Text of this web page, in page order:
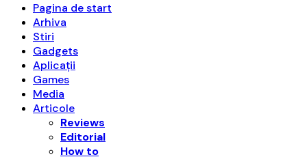
Pagina de start
Arhiva
Stiri
Gadgets
Aplicații
Games
Media
Articole
Reviews
Editorial
How to